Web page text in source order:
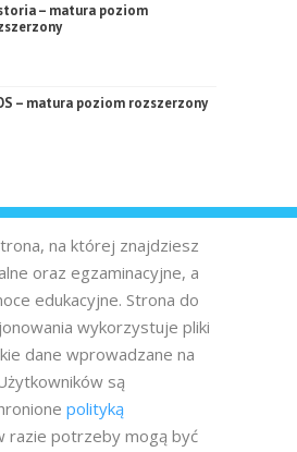
– matura poziom
– matura poziom rozszerzony
na której znajdziesz
oraz egzaminacyjne, a
edukacyjne. Strona do
wykorzystuje pliki
dane wprowadzane na
są
polityką
razie potrzeby mogą być